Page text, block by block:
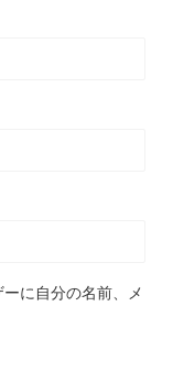
に自分の名前、メ